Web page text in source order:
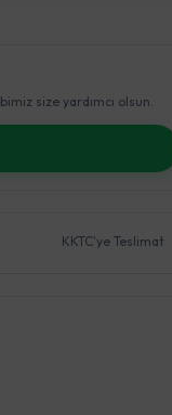
size yardımcı olsun.
KKTC'ye Teslimat